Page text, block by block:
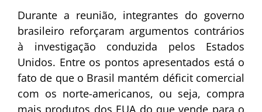
Durante a reunião, integrantes do governo
brasileiro reforçaram argumentos contrários
à investigação conduzida pelos Estados
Unidos. Entre os pontos apresentados está o
fato de que o Brasil mantém déficit comercial
com os norte-americanos, ou seja, compra
mais produtos dos EUA do que vende para o